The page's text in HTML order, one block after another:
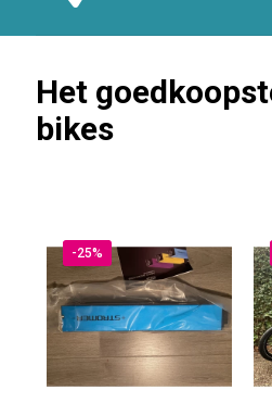
Het
bikes
-25%